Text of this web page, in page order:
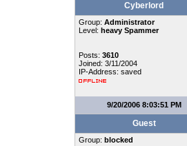
Cyberlord
Group: Administrator
Level: heavy Spammer
Posts: 3610
Joined: 3/11/2004
IP-Address: saved
9/20/2006 8:03:51 PM
Guest
Group: blocked